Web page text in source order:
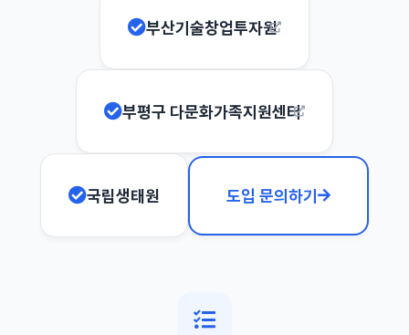
부산기술창업투자원
부평구 다문화가족지원센터
국립생태원 도입 문의하기